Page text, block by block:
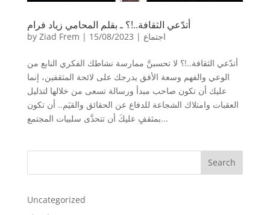
أتدّعي الثقافة..!؟ ـ بقلم المحامي زياد فرام
by Ziad Frem | 15/08/2023 | اجتماع
أتدّعي الثقافة..!؟ لا تحسبنَّ ممارسة نشاطك الفكري النابع من
الوعي والفهم وسعة الأفق يدرجك على لائحة المثقفين، إنما
عليك أن تكون صاحب مبدأ ورسالة تسعى من خلالها لتذليل
العقبات وامتلاك الشجاعة للدفاع عن الحقائق والقيَم.. أن تكون
بمثقفٍ عليكَ أن تتحدَّى سلبيات المجتمع...
Search
Uncategorized